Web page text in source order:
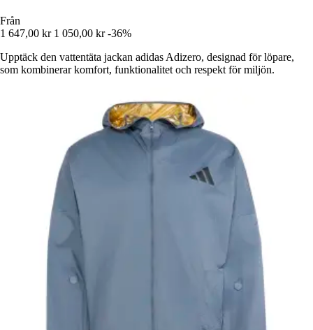
Från
1 647,00 kr 1 050,00 kr -36%
Upptäck den vattentäta jackan adidas Adizero, designad för löpare,
som kombinerar komfort, funktionalitet och respekt för miljön.